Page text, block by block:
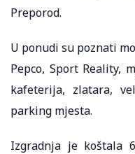
Preporod.
U ponudi su poznati
Pepco, Sport Reality,
kafeterija, zlatara,
parking mjesta.
Izgradnja je koštala